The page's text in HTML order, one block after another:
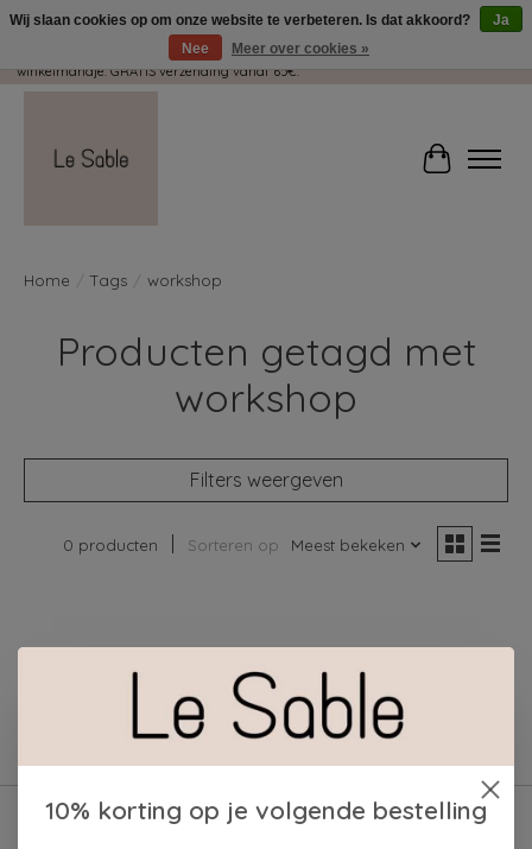
Wij pakken met plezier jouw kadootjes GRATIS in! Duid dit zeker aan in je
winkelmandje. GRATIS verzending vanaf 65€.
Home Tags workshop
Producten getagd met
workshop
Filters weergeven
0 producten Sorteren op Meest bekeken
Geen producten gevonden!
Wij slaan cookies op om onze website te verbeteren. Is dat akkoord?
Ja
Nee
Meer over cookies »
10% korting op je volgende bestelling